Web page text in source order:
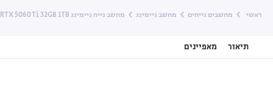
ראשי מחשבים נייחים מחשב גיימינג מחשב נייח גיימינג Lenovo LOQ Tower 26ADR10 Ryzen 7 8745HX RTX 5060 Ti 32GB 1TB — (אפור/שחור) Luna Grey / Eclipse Black
תיאור מאפיינים